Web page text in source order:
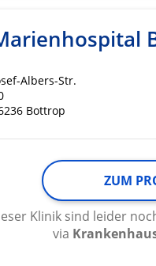
Albers-Str.
Bottrop
ZUM
Klinik sind leider
via